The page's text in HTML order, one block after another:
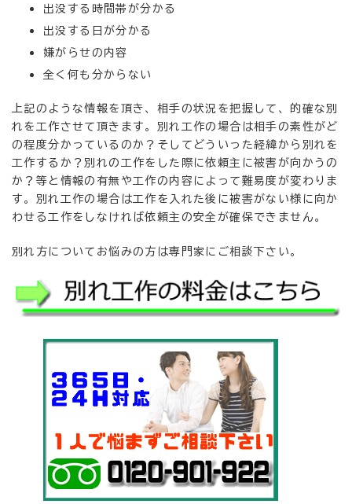
出没する時間帯が分かる
出没する日が分かる
嫌がらせの内容
全く何も分からない
上記のような情報を頂き、相手の状況を把握して、的確な別
れを工作させて頂きます。別れ工作の場合は相手の素性がど
の程度分かっているのか？そしてどういった経緯から別れを
工作するか？別れの工作をした際に依頼主に被害が向かうの
か？等と情報の有無や工作の内容によって難易度が変わりま
す。別れ工作の場合は工作を入れた後に被害がない様に向か
わせる工作をしなければ依頼主の安全が確保できません。
別れ方についてお悩みの方は専門家にご相談下さい。